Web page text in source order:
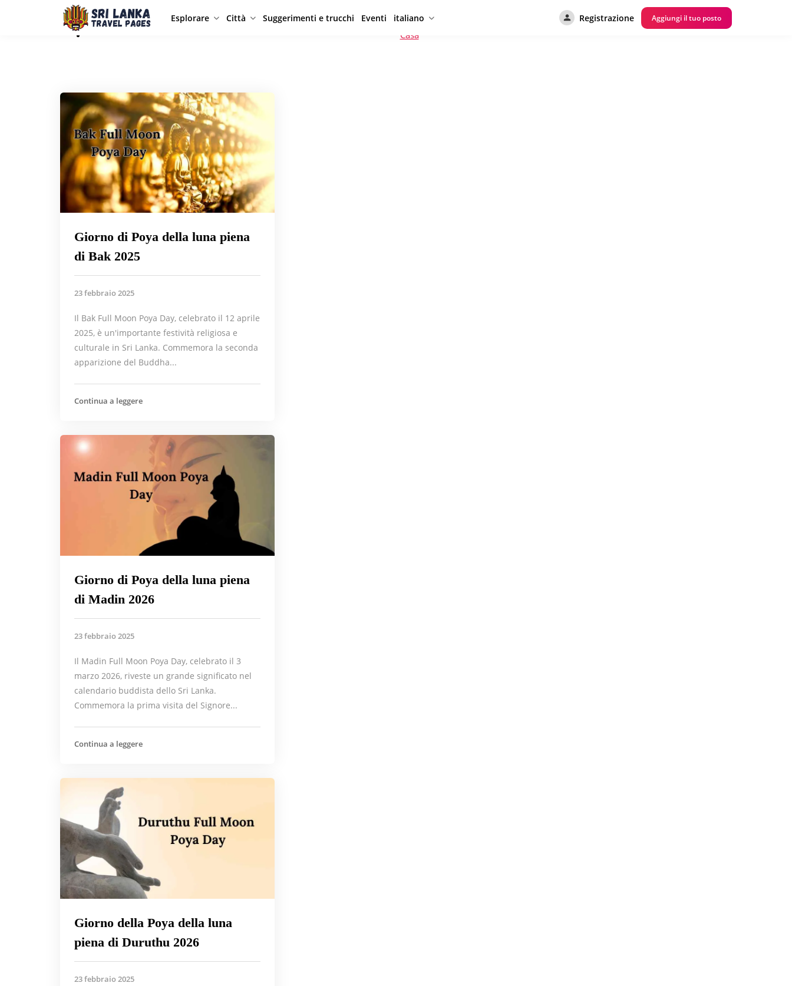
Esplorare Città Suggerimenti e trucchi Eventi italiano Registrazione Aggiungi il tuo posto
Casa
Giorno di Poya della luna piena
di Bak 2025
23 febbraio 2025
Il Bak Full Moon Poya Day, celebrato il 12 aprile
2025, è un'importante festività religiosa e
culturale in Sri Lanka. Commemora la seconda
apparizione del Buddha...
Continua a leggere
Giorno di Poya della luna piena
di Madin 2026
23 febbraio 2025
Il Madin Full Moon Poya Day, celebrato il 3
marzo 2026, riveste un grande significato nel
calendario buddista dello Sri Lanka.
Commemora la prima visita del Signore...
Continua a leggere
Giorno della Poya della luna
piena di Duruthu 2026
23 febbraio 2025